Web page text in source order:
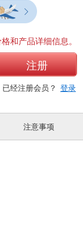
和产品详细信息。
注册
已经注册会员？ 登录
注意事项